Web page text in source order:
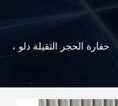
حفارة الحجر الثقيلة دلو ،